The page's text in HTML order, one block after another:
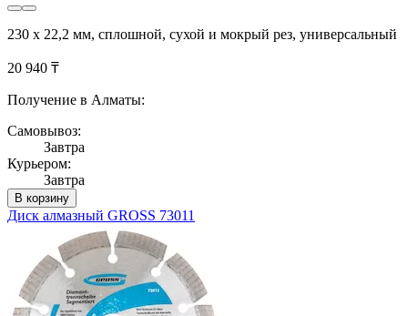
230 х 22,2 мм, сплошной, сухой и мокрый рез, универсальный
20 940 ₸
Получение в Алматы:
Самовывоз:
Завтра
Курьером:
Завтра
В корзину
Диск алмазный GROSS 73011